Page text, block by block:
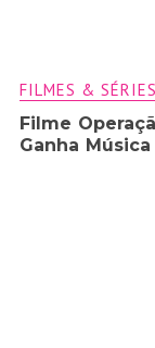
FILMES & SÉRIES
Filme
Ganha